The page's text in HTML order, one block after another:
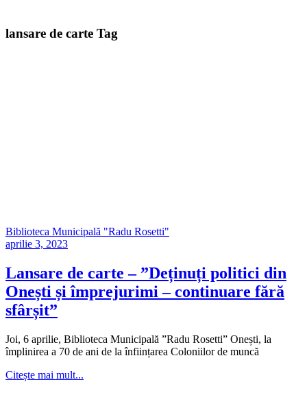
lansare de carte Tag
Biblioteca Municipală "Radu Rosetti"
aprilie 3, 2023
Lansare de carte – ”Deținuți politici din
Onești și împrejurimi – continuare fără
sfârșit”
Joi, 6 aprilie, Biblioteca Municipală ”Radu Rosetti” Onești, la
împlinirea a 70 de ani de la înființarea Coloniilor de muncă
Citește mai mult...